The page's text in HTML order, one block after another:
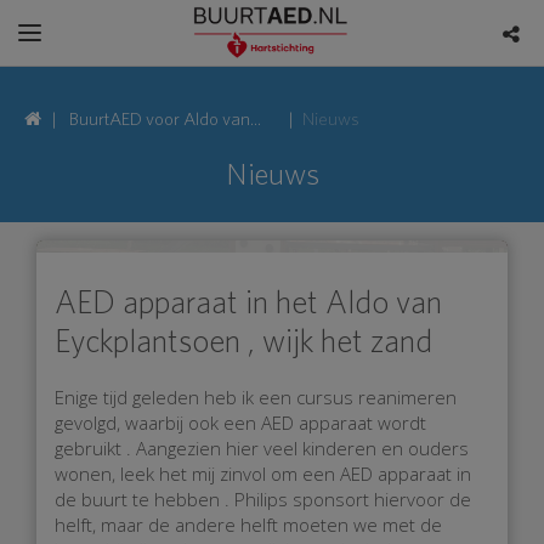
BuurtAED voor Aldo van
Nieuws
Nieuws
AED apparaat in het Aldo van
Eyckplantsoen , wijk het zand
Enige tijd geleden heb ik een cursus reanimeren
gevolgd, waarbij ook een AED apparaat wordt
gebruikt . Aangezien hier veel kinderen en ouders
wonen, leek het mij zinvol om een AED apparaat in
de buurt te hebben . Philips sponsort hiervoor de
helft, maar de andere helft moeten we met de